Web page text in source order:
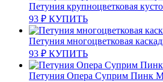
Петуния крупноцветковая
93 ₽ КУПИТЬ
Петуния многоцветковая
93 ₽ КУПИТЬ
Петуния Опера Суприм Пинк